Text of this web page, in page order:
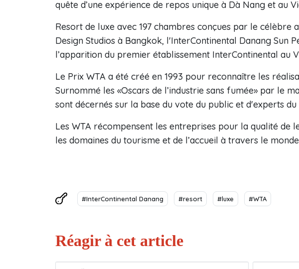
quête d’une expérience de repos unique à Dà Nang et au
Resort de luxe avec 197 chambres conçues par le célèbre
Design Studios à Bangkok, l'InterContinental Danang Sun
l’apparition du premier établissement InterContinental au
Le Prix WTA a été créé en 1993 pour reconnaître les
Surnommé les «Oscars de l’industrie sans fumée» par le
sont décernés sur la base du vote du public et d'experts du
Les WTA récompensent les entreprises pour la qualité de
les domaines du tourisme et de l’accueil à travers le
#InterContinental Danang #resort #luxe #WTA